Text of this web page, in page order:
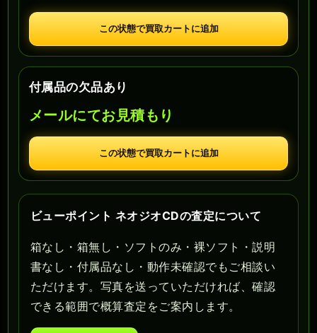
この状態で買取カートに追加
付属品の欠品あり
メールにてお見積もり
この状態で買取カートに追加
ビューポイント ネオジオCDの査定について
箱なし・箱無し・ソフトのみ・裸ソフト・説明
書なし・付属品なし・動作未確認でもご相談い
ただけます。写真を送っていただければ、確認
できる範囲で概算査定をご案内します。